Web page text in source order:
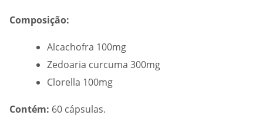
Composição:
Alcachofra 100mg
Zedoaria curcuma 300mg
Clorella 100mg
Contém: 60 cápsulas.